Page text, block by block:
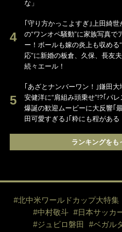
な」
｢守り方かっこよすぎ｣上田綺世
の“ワンオペ騒動”に家族写真で
ー！ボールも嫁の炎上も収める
応”に新婚の板倉、久保、長友
続々エール！
｢あざとナンバーワン！｣鎌田大
安健洋に“肩組み頭乗せ”!?｢パレ
爆誕の歓迎ムービーに大反響｢
田可愛すぎる｣｢粋にも程がある
ランキングをも
#北中米ワールドカップ大特集
#中村敬斗
#日本サッカ
#ジュビロ磐田
#ベガル